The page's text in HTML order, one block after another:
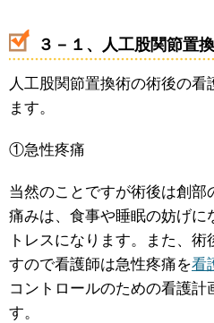
３－１、人工股関節置
人工股関節置換術の術後の看
ます。
①急性疼痛
当然のことですが術後は創
痛みは、食事や睡眠の妨げに
トレスになります。また、
すので看護師は急性疼痛を看
コントロールのための看護計
す。